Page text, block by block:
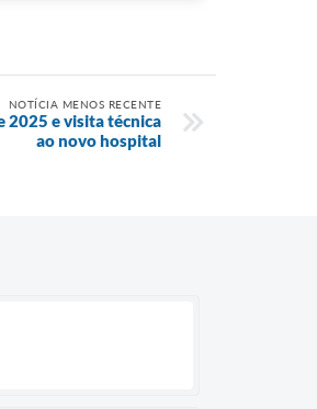
NOTÍCIA MENOS RECENTE
2025 e visita técnica
ao novo hospital